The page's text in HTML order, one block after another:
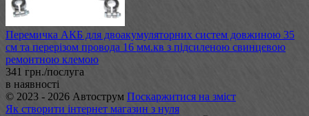
Перемичка АКБ для двоакумуляторних систем довжиною 35
см та перерізом провода 16 мм.кв з підсиленою свинцевою
ремонтною клемою
341 грн./послуга
в наявності
© 2023 - 2026 Автострум Поскаржитися на зміст
Як створити інтернет магазин з нуля